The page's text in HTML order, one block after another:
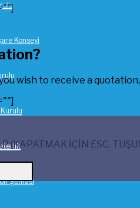
Konseyi
Şeması
wish to receive a
(KAPATMAK İÇİN ESC.